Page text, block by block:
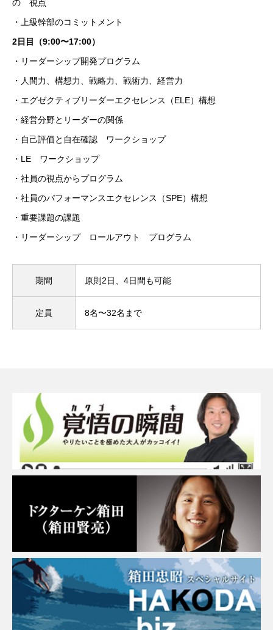
の 視点
・上級幹部のコミットメント
2⽇⽬（9:00〜17:00）
・リーダーシップ開発プログラム
・人間力、構想力、戦略力、戦術力、経営力
・エグゼクティブリーダーエクセレンス（ELE）構想
・経営分野とリーダーの関係
・自己評価と自在確認 ワークショップ
・LE ワークショップ
・社員の視点からプログラム
・社員のパフォーマンスエクセレンス（SPE）構想
・重要課題の課題
・リーダーシップ ロールアウト プログラム
期間 原則2⽇、4日間も可能
定員 8名〜32名まで